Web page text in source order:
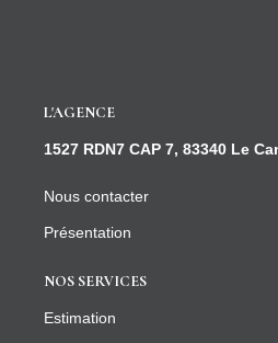
L'AGENCE
1527 RDN7 CAP 7, 83340 Le
Nous contacter
Présentation
NOS SERVICES
Estimation